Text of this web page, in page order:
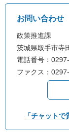
お問い合わせ
政策推進課
茨城県取手市寺
電話番号：
ファクス：
「チャットで